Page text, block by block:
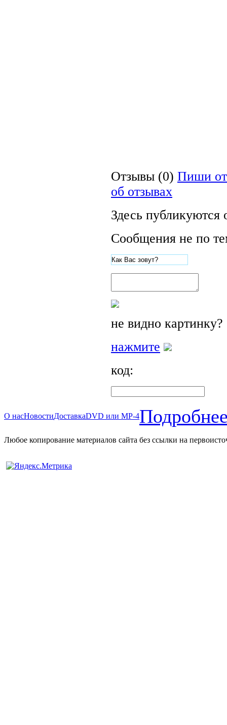
Отзывы (0) Пиши
об отзывах
Здесь
Сообщения не по
не видно картинку?
нажмите
код:
О насНовостиДоставкаDVD или MP-4
Любое копирование материалов сайта без ссылки на